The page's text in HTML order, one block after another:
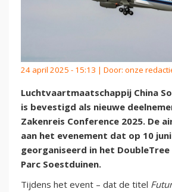
24 april 2025 - 15:13 | Door: onze
Luchtvaartmaatschappij China
is bevestigd als nieuwe
Zakenreis Conference 2025. De
aan het evenement dat op 10
georganiseerd in het
Parc Soestduinen.
Tijdens het event – dat de titel